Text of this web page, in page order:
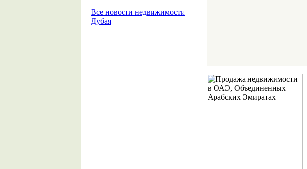
Все новости недвижимости
Дубая